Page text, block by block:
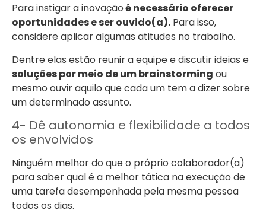
Para instigar a inovaçãoé necessário oferecer
oportunidades e ser ouvido(a). Para isso,
considere aplicar algumas atitudes no trabalho.
Dentre elas estão reunir a equipe e discutir ideias e
soluções por meio de um brainstorming ou
mesmo ouvir aquilo que cada um tem a dizer sobre
um determinado assunto.
4- Dê autonomia e flexibilidade a todos
os envolvidos
Ninguém melhor do que o próprio colaborador(a)
para saber qual é a melhor tática na execução de
uma tarefa desempenhada pela mesma pessoa
todos os dias.